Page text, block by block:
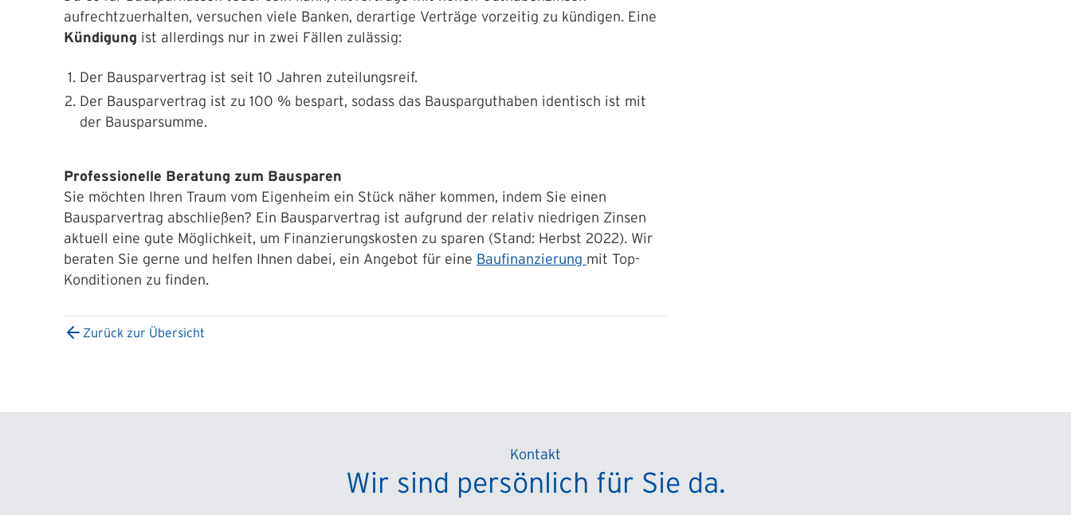
aufrechtzuerhalten, versuchen viele Banken, derartige Verträge vorzeitig zu kündigen. Eine
Kündigung ist allerdings nur in zwei Fällen zulässig:
Der Bausparvertrag ist seit 10 Jahren zuteilungsreif.
Der Bausparvertrag ist zu 100 % bespart, sodass das Bausparguthaben identisch ist mit
der Bausparsumme.
Professionelle Beratung zum Bausparen
Sie möchten Ihren Traum vom Eigenheim ein Stück näher kommen, indem Sie einen
Bausparvertrag abschließen? Ein Bausparvertrag ist aufgrund der relativ niedrigen Zinsen
aktuell eine gute Möglichkeit, um Finanzierungskosten zu sparen (Stand: Herbst 2022). Wir
beraten Sie gerne und helfen Ihnen dabei, ein Angebot für eine Baufinanzierung mit Top-
Konditionen zu finden.
Zurück zur Übersicht
Kontakt
Wir sind persönlich für Sie da.